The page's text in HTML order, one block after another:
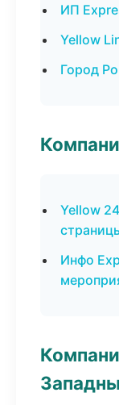
ИП
Yellow
Город
Yellow
Инфо